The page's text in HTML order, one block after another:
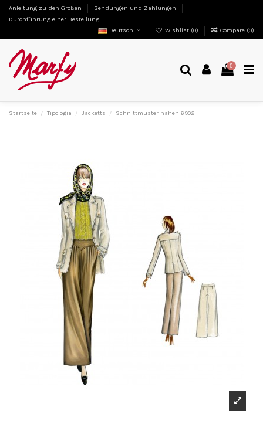
Anleitung zu den Größen
Sendungen und Zahlungen
Durchführung einer Bestellung
Deutsch
Wishlist (0) Compare (0)
0
Startseite Tipologia Jacketts Schnittmuster nähen 6902